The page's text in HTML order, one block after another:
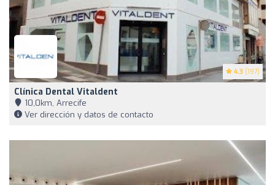
4.3 (197)
Clínica Dental Vitaldent
10,0km, Arrecife
Ver dirección y datos de contacto